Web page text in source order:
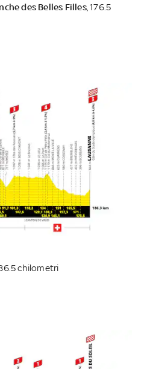
des Belles Filles, 176.5
chilometri